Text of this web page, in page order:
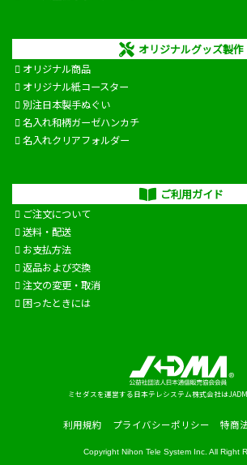
オリジナルグッズ製作
オリジナル商品
オリジナル紙コースター
別注日本製手ぬぐい
名入れ和柄ガーゼハンカチ
名入れクリアフォルダー
ご利用ガイド
ご注文について
送料・配送
お支払方法
返品および交換
注文の変更・取消
困ったときには
ミセダスを運営する日本テレシステム株式会社は
利用規約 プライバシーポリシー 特商
Copyright Nihon Tele System Inc. All Right